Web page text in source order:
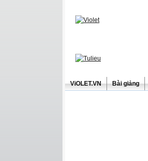
ViOLET.VN Bài giảng